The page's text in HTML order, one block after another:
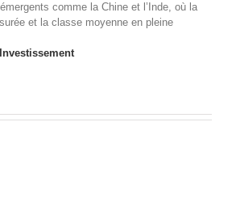
comme la Chine et l’Inde, où la
et la classe moyenne en pleine